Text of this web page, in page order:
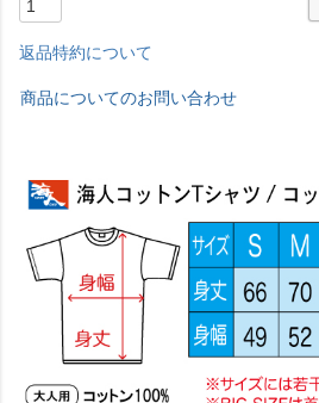
返品特約について
商品についてのお問い合わせ